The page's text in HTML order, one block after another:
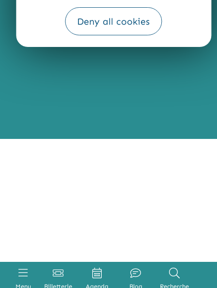
Deny all cookies
Menu Billetterie Agenda Blog Recherche
Fourni par
Traduction